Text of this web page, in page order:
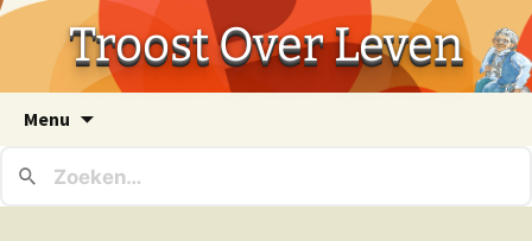
Troost Over Leven
Menu
inhoud